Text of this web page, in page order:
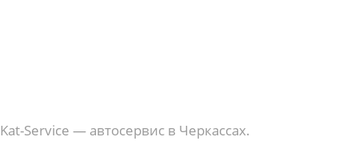
Kat-Service — автосервис в Черкассax.